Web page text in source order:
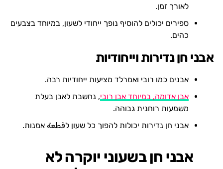
לאורך זמן.
ספירים יכולים להוסיף נופך ייחודי לשעון, במיוחד בצבעים
כהים.
אבני חן נדירות וייחודיות
אבנים כמו רובי ואמרלד מציעות ייחודיות רבה.
אבן אדומה, במיוחד אבן רובי, נחשבת לאבן בעלת
משמעות רוחנית גבוהה.
אבני חן נדירות יכולות להפוך כל שעון לقطعة אמנות.
אבני חן בשעוני יוקרה לא